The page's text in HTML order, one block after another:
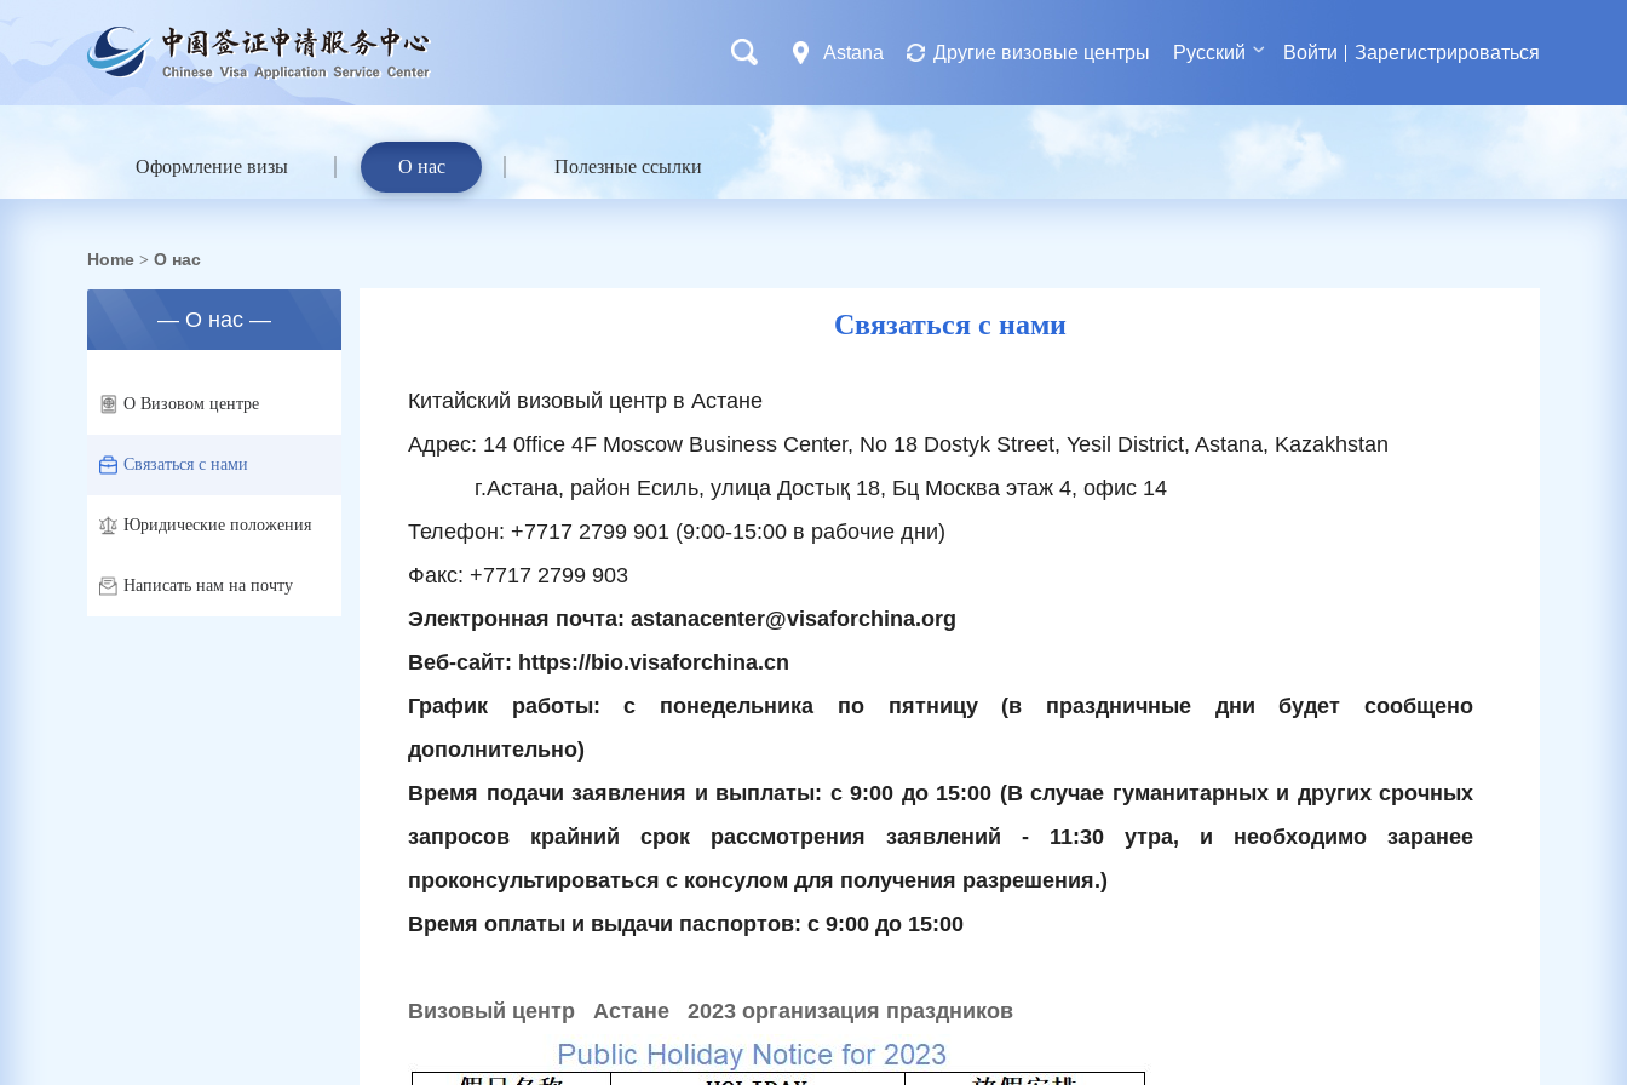
Astana Другие визовые центры Русский Войти Зарегистрироваться
Оформление визы О нас Полезные ссылки
Home > О нас
— О нас —
О Визовом центре
Связаться с нами
Юридические положения
Написать нам на почту
Связаться с нами
Китайский визовый центр в Астане
Адрес: 14 0ffice 4F Moscow Business Center, No 18 Dostyk Street, Yesil District, Astana, Kazakhstan
г.Астана, район Есиль, улица Достық 18, Бц Москва этаж 4, офис 14
Телефон: +7717 2799 901 (9:00-15:00 в рабочие дни)
Факс: +7717 2799 903
Электронная почта: astanacenter@visaforchina.org
Веб-сайт: https://bio.visaforchina.cn
График работы: с понедельника по пятницу (в праздничные дни будет сообщено
дополнительно)
Время подачи заявления и выплаты: с 9:00 до 15:00 (В случае гуманитарных и других срочных
запросов крайний срок рассмотрения заявлений - 11:30 утра, и необходимо заранее
проконсультироваться с консулом для получения разрешения.)
Время оплаты и выдачи паспортов: с 9:00 до 15:00
Визовый центр Астане 2023 организация праздников